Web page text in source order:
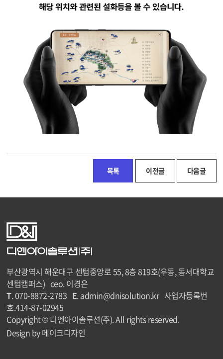
목록 이전글 다음글
부산광역시 해운대구 센텀중앙로 55, 8층 819호(우동, 동서대학교
센텀캠퍼스) ceo. 이경은
T. 070-8872-2783 E. admin@dnisolution.kr 사업자등록번
호.414-87-02945
Copyright © 디엔아이솔루션(주). All rights reserved.
Design by 메이크디자인